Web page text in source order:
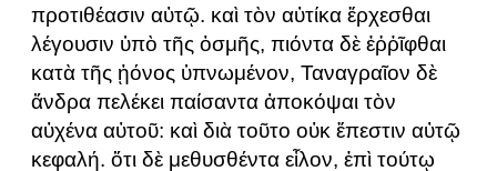
προτιθέασιν αὐτῷ. καὶ τὸν αὐτίκα ἔρχεσθαι
λέγουσιν ὑπὸ τῆς ὀσμῆς, πιόντα δὲ ἐῤῥῖφθαι
κατὰ τῆς ᾐόνος ὑπνωμένον, Ταναγραῖον δὲ
ἄνδρα πελέκει παίσαντα ἀποκόψαι τὸν
αὐχένα αὐτοῦ: καὶ διὰ τοῦτο οὐκ ἔπεστιν αὐτῷ
κεφαλή. ὅτι δὲ μεθυσθέντα εἷλον, ἐπὶ τούτῳ